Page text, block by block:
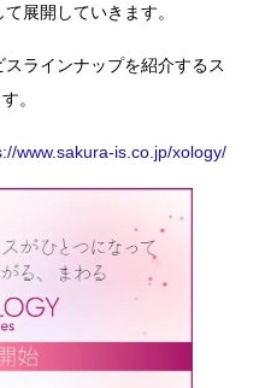
展開していきます。
ラインナップを紹介するス
。
www.sakura-is.co.jp/xology/